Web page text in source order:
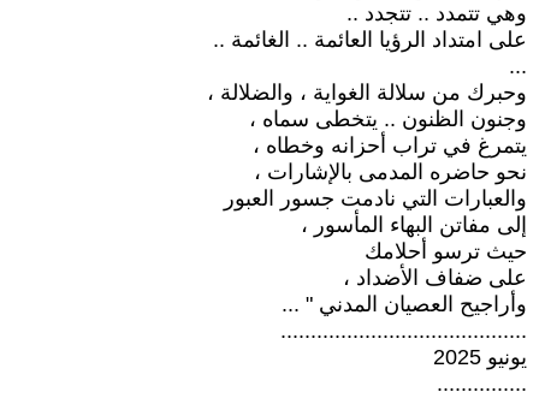
وهي تتمدد .. تتجدد ..
على امتداد الرؤيا العائمة .. الغائمة ..
...
وحبرك من سلالة الغواية ، والضلالة ،
وجنون الظنون .. يتخطى سماه ،
يتمرغ في تراب أحزانه وخطاه ،
نحو حاضره المدمى بالإشارات ،
والعبارات التي نادمت جسور العبور
إلى مفاتن البهاء المأسور ،
حيث ترسو أحلامك
على ضفاف الأضداد ،
وأراجيح العصيان المدني " ...
.........................................
يونيو 2025
...............